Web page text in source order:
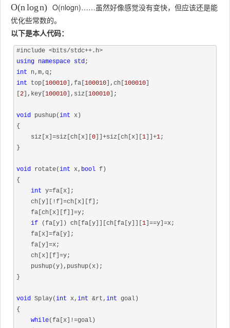
O(nlogn) O(nlogn)……虽然好像感觉没有变快，但应该还是能
优化些常数的。
以下是本人代码：
#include <bits/stdc++.h>
using namespace std
int
int top[ 100010 ],fa[ 100010 ],ch[ 100010
2 ],key[ 100010 ],siz[ 100010 ];
void pushup(int x)
{
    siz[x]=siz[ch[x][
0 ]]+siz[ch[x][ 1 ]]+1;
}
void rotate(int x, bool f)
{
int y=fa[x];
if (fa[y]) ch[fa[y]][ch[fa[y]][ 1 ]==y]=x;
}
void Splay(int x, int &rt, int goal)
{
while(fa[x]!=goal)